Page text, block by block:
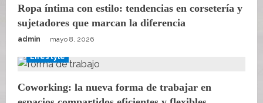
Ropa íntima con estilo: tendencias en corsetería y
sujetadores que marcan la diferencia
admin mayo 8, 2026
Lifestyle
Coworking: la nueva forma de trabajar en